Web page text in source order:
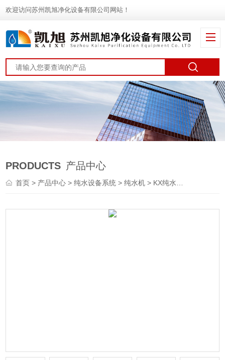
欢迎访问苏州凯旭净化设备有限公司网站！
PRODUCTS 产品中心
首页> 产品中心 >纯水设备系统 >纯水机 > KX纯水机设备